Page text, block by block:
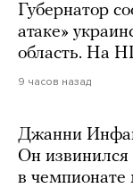
Губернатор
атаке»
область. На
9 часов назад
Джанни
Он
в